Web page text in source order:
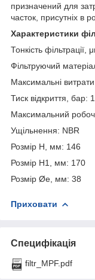
призначений для
часток, присутніх в
Характеристики
Тонкість фільтрації,
Фільтруючий
Максимальні
Тиск відкриття, бар:
Максимальний
Ущільнення: NBR
Розмір H, мм: 146
Розмір H1, мм: 170
Розмір Øe, мм: 38
Приховати
Специфікація
filtr_MPF.pdf